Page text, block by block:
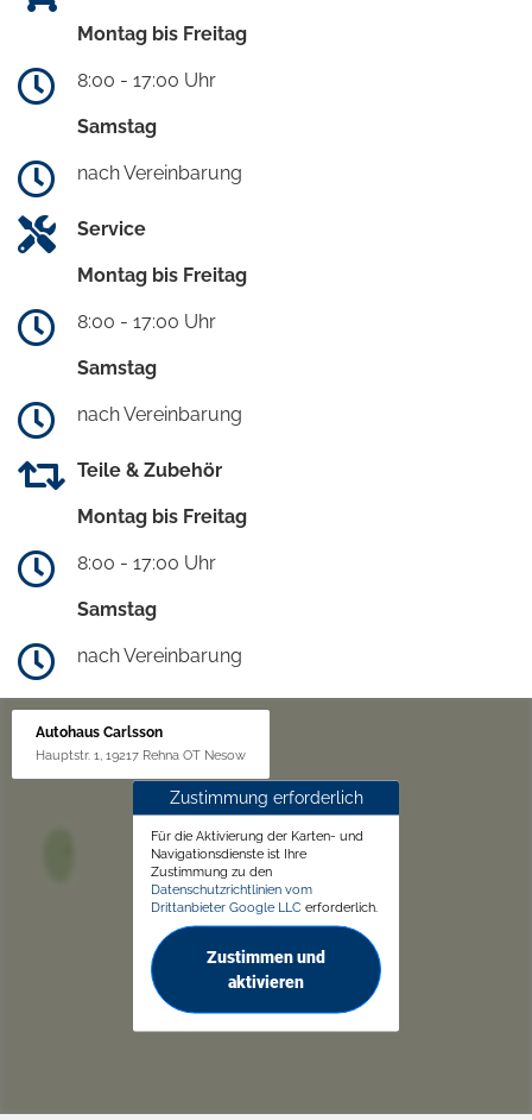
Montag bis Freitag
8:00 - 17:00 Uhr
Samstag
nach Vereinbarung
Service
Montag bis Freitag
8:00 - 17:00 Uhr
Samstag
nach Vereinbarung
Teile & Zubehör
Montag bis Freitag
8:00 - 17:00 Uhr
Samstag
nach Vereinbarung
Autohaus Carlsson
Hauptstr. 1, 19217 Rehna OT Nesow
Zustimmung erforderlich
Für die Aktivierung der Karten- und
Navigationsdienste ist Ihre
Zustimmung zu den
Datenschutzrichtlinien vom
Drittanbieter Google LLC erforderlich.
Zustimmen und
aktivieren